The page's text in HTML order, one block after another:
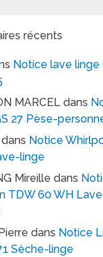
récents
Notice lave linge
MARCELdans
27 Pèse-
Notice
linge
Mireille dans
TDW 60 WH
dans Notice
Sèche-linge